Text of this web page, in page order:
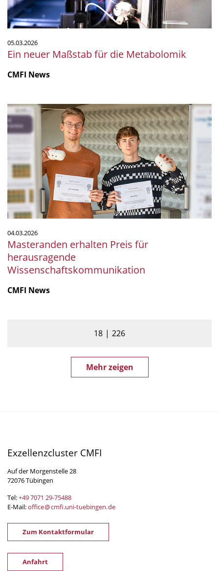
05.03.2026
Ein neuer Maßstab für die Metabolomik
CMFI News
Masteranden
erhalten
Preis
für
herausragende
Wissenschaftskommunikation
04.03.2026
Masteranden erhalten Preis für
herausragende
Wissenschaftskommunikation
CMFI News
18 226
Mehr zeigen
Exzellenzcluster CMFI
Auf der Morgenstelle 28
72076 Tübingen
Tel:+49 7071 29-75488
E-Mail:office@cmfi.uni-tuebingen.de
Zum Kontaktformular
Anfahrt